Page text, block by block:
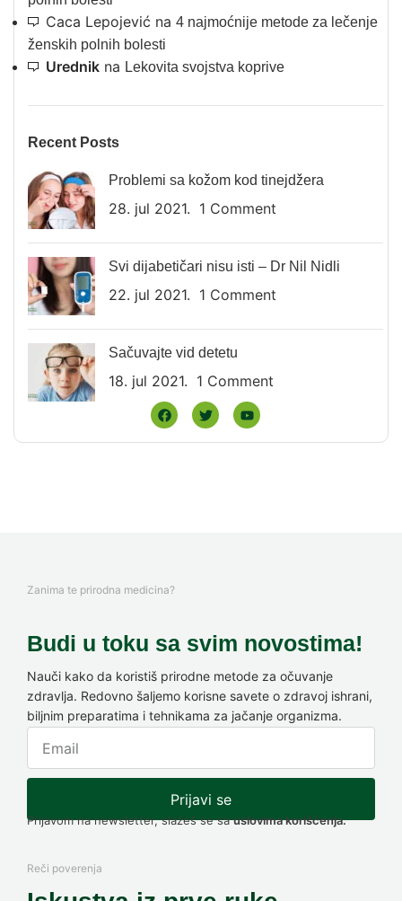
Caca Lepojević na 4 najmoćnije metode za lečenje
ženskih polnih bolesti
Urednik na Lekovita svojstva koprive
Recent Posts
Problemi sa kožom kod tinejdžera
28. jul 2021. 1 Comment
Svi dijabetičari nisu isti – Dr Nil Nidli
22. jul 2021. 1 Comment
Sačuvajte vid detetu
18. jul 2021. 1 Comment
Zanima te prirodna medicina?
Budi u toku sa svim novostima!
Nauči kako da koristiš prirodne metode za očuvanje
zdravlja. Redovno šaljemo korisne savete o zdravoj ishrani,
biljnim preparatima i tehnikama za jačanje organizma.
Prijavi se
Prijavom na newsletter, slažeš se sauslovima korišćenja.
Reči poverenja